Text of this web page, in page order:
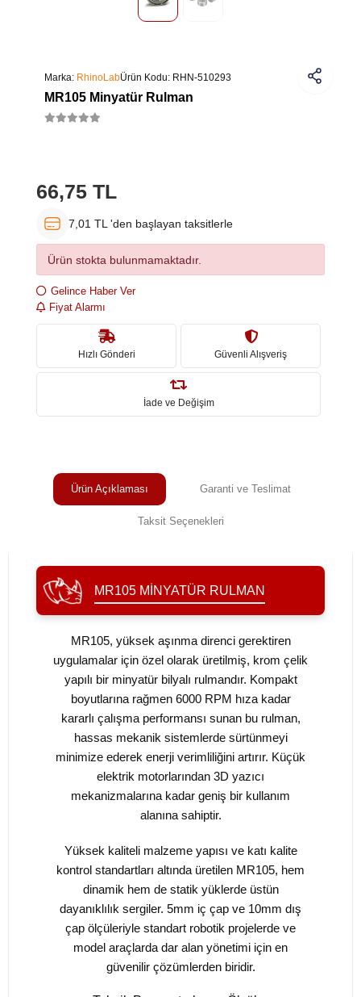
Marka: RhinoLabÜrün Kodu: RHN-510293
MR105 Minyatür Rulman
66,75 TL
7,01 TL 'den başlayan taksitlerle
Ürün stokta bulunmamaktadır.
Gelince Haber Ver
Fiyat Alarmı
Hızlı Gönderi Güvenli Alışveriş
İade ve Değişim
Ürün Açıklaması Garanti ve Teslimat
Taksit Seçenekleri
MR105 MINYATÜR RULMAN
MR105, yüksek aşınma direnci gerektiren
uygulamalar için özel olarak üretilmiş, krom çelik
yapılı bir minyatür bilyalı rulmandır. Kompakt
boyutlarına rağmen 6000 RPM hıza kadar
kararlı çalışma performansı sunan bu rulman,
hassas mekanik sistemlerde sürtünmeyi
minimize ederek enerji verimliliğini artırır. Küçük
elektrik motorlarından 3D yazıcı
mekanizmalarına kadar geniş bir kullanım
alanına sahiptir.
Yüksek kaliteli malzeme yapısı ve katı kalite
kontrol standartları altında üretilen MR105, hem
dinamik hem de statik yüklerde üstün
dayanıklılık sergiler. 5mm iç çap ve 10mm dış
çap ölçüleriyle standart robotik projelerde ve
model araçlarda dar alan yönetimi için en
güvenilir çözümlerden biridir.